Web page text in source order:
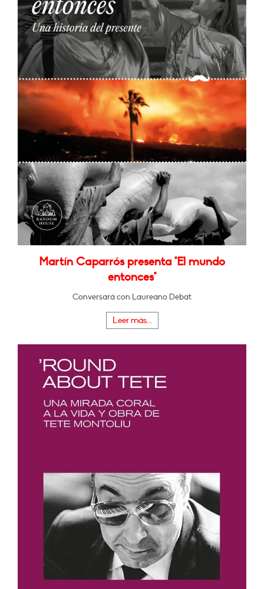
Martín Caparrós presenta "El mundo
entonces"
Conversará con Laureano Debat
Leer más...